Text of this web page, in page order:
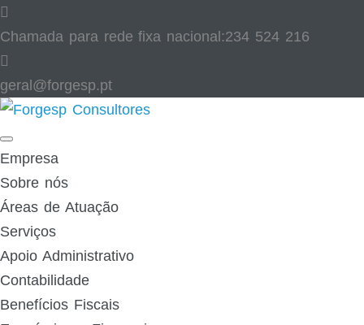
Skip
to
content
Chamada para rede fixa nacional:234 524 216
geral@forgesp.pt​
Facebook
Linked
In
Empresa
Sobre nós
Áreas de Atuação
Serviços
Apoio Administrativo
Contabilidade
Benefícios Fiscais